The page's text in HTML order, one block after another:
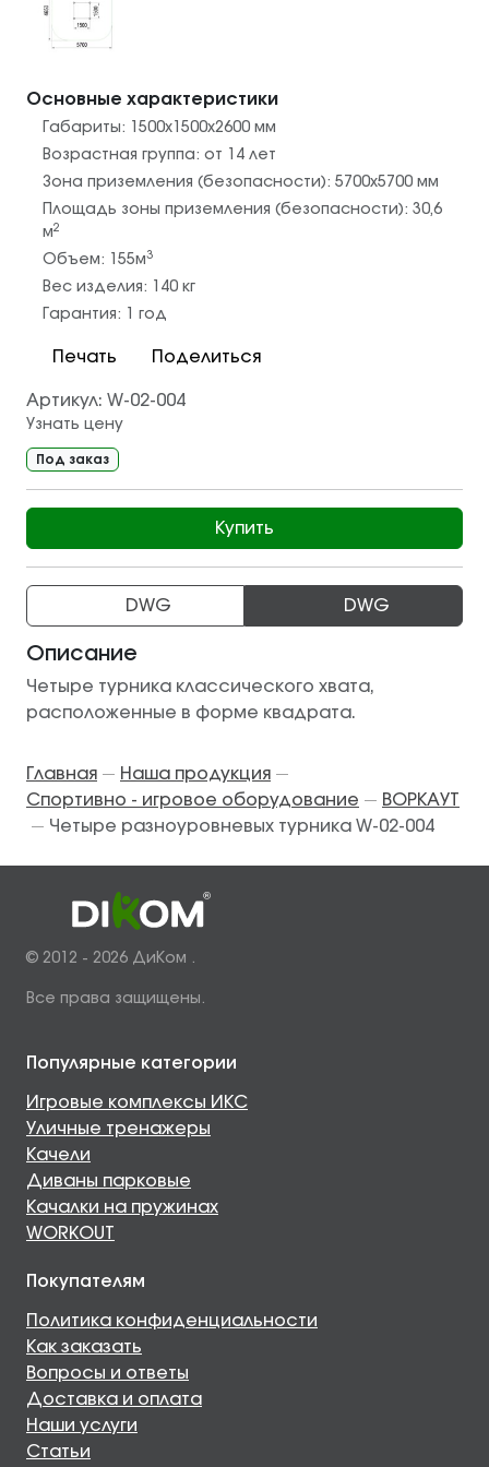
Основные характеристики
Габариты: 1500х1500x2600 мм
Возрастная группа: от 14 лет
Зона приземления (безопасности): 5700х5700 мм
Площадь зоны приземления (безопасности): 30,6
м2
Объем: 155м3
Вес изделия: 140 кг
Гарантия:
1 год
Печать Поделиться
Артикул: W-02-004
Узнать цену
Под заказ
Купить
DWG DWG
Описание
Четыре турника классического хвата,
расположенные в форме квадрата.
Главная — Наша продукция —
Спортивно - игровое оборудование — ВОРКАУТ
— Четыре разноуровневых турника W-02-004
© 2012 - 2026 ДиКом .
Все права защищены.
Популярные категории
Игровые комплексы ИКС
Уличные тренажеры
Качели
Диваны парковые
Качалки на пружинах
WORKOUT
Покупателям
Политика конфиденциальности
Как заказать
Вопросы и ответы
Доставка и оплата
Наши услуги
Статьи